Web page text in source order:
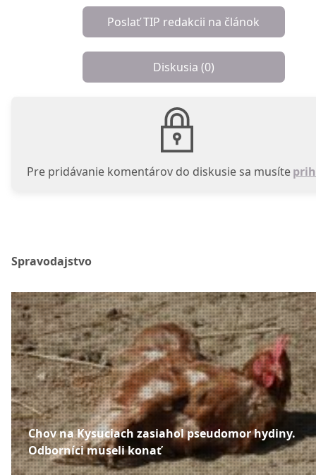
Poslať TIP redakcii na článok
Diskusia (0)
Pre pridávanie komentárov do diskusie sa musíte
Spravodajstvo
Chov na Kysuciach zasiahol pseudomor hydiny.
Odborníci museli konať